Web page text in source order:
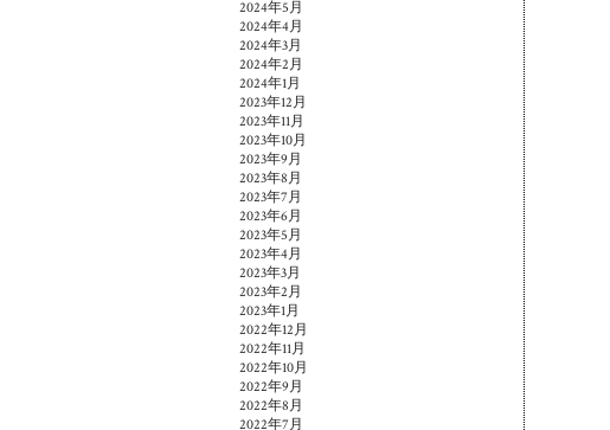
2024年5月
2024年4月
2024年3月
2024年2月
2024年1月
2023年12月
2023年11月
2023年10月
2023年9月
2023年8月
2023年7月
2023年6月
2023年5月
2023年4月
2023年3月
2023年2月
2023年1月
2022年12月
2022年11月
2022年10月
2022年9月
2022年8月
2022年7月